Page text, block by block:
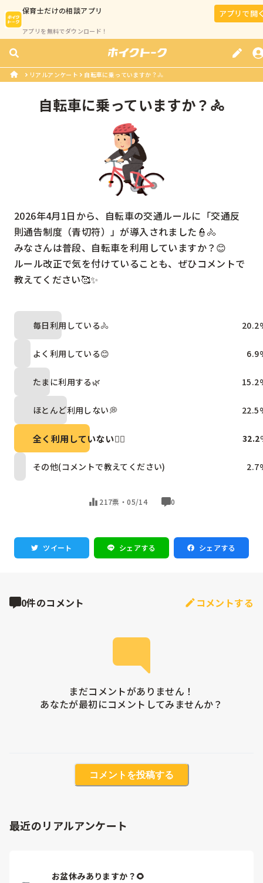
保育士だけの相談アプリ
アプリを無料でダウンロード！
アプリで開
リアルアンケート 自転車に乗っていますか？🚴
自転車に乗っていますか？🚴
2026年4月1日から、自転車の交通ルールに「交通反
則通告制度（青切符）」が導入されました👮🚴
みなさんは普段、自転車を利用していますか？😊
ルール改正で気を付けていることも、ぜひコメントで
教えてください🥰✨
毎日利用している🚴 20.2
よく利用している😊 6.9
たまに利用する🌿 15.2
ほとんど利用しない💭 22.5
全く利用していない🙅‍♀️ 32.2
その他(コメントで教えてください) 2.7
217票・05/14 0
ツイート シェアする シェアする
0件のコメント コメントする
まだコメントがありません！
あなたが最初にコメントしてみませんか？
コメントを投稿する
最近のリアルアンケート
お盆休みありますか？🌻